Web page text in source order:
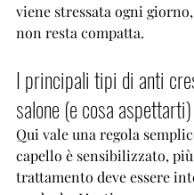
viene stressata ogni
non resta compatta.
I principali tipi di anti
salone (e cosa aspettarti)
Qui vale una regola
capello è sensibilizzato,
trattamento deve essere